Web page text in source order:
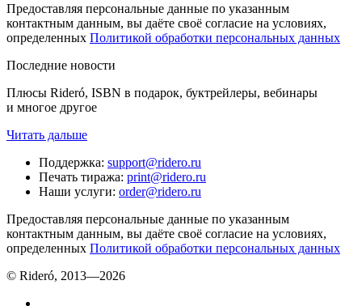
Предоставляя персональные данные по указанным
контактным данным, вы даёте своё согласие на условиях,
определенных Политикой обработки персональных данных
Последние новости
Плюсы Rideró, ISBN в подарок, буктрейлеры, вебинары
и многое другое
Читать дальше
Поддержка: support@ridero.ru
Печать тиража: print@ridero.ru
Наши услуги: order@ridero.ru
Предоставляя персональные данные по указанным
контактным данным, вы даёте своё согласие на условиях,
определенных Политикой обработки персональных данных
© Rideró, 2013—2026